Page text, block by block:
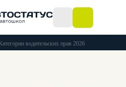
Категории водительских прав 2026